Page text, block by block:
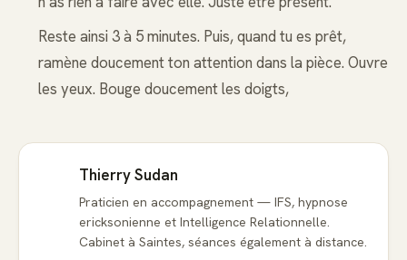
Reste ainsi 3 à 5 minutes. Puis, quand tu es prêt,
ramène doucement ton attention dans la pièce. Ouvre
les yeux. Bouge doucement les doigts,
Thierry Sudan
Praticien en accompagnement — IFS, hypnose
ericksonienne et Intelligence Relationnelle.
Cabinet à Saintes, séances également à distance.